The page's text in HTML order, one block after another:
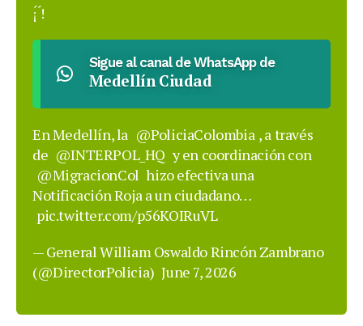
¡́ ́!
Sigue al canal de WhatsApp de
Medellín Ciudad
En Medellín, la @PoliciaColombia , a través
de @INTERPOL_HQ y en coordinación con
@MigracionCol hizo efectiva una
Notificación Roja a un ciudadano…
pic.twitter.com/p56KOIRuVL
— General William Oswaldo Rincón Zambrano
(@DirectorPolicia) June 7, 2026